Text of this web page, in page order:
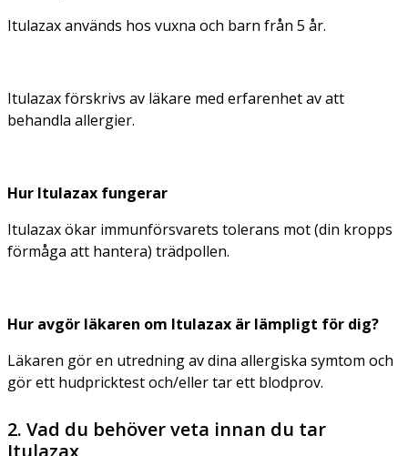
Itulazax används hos vuxna och barn från 5 år.
Itulazax förskrivs av läkare med erfarenhet av att
behandla allergier.
Hur Itulazax fungerar
Itulazax ökar immunförsvarets tolerans mot (din kropps
förmåga att hantera) trädpollen.
Hur avgör läkaren om Itulazax är lämpligt för dig?
Läkaren gör en utredning av dina allergiska symtom och
gör ett hudpricktest och/eller tar ett blodprov.
2. Vad du behöver veta innan du tar
Itulazax